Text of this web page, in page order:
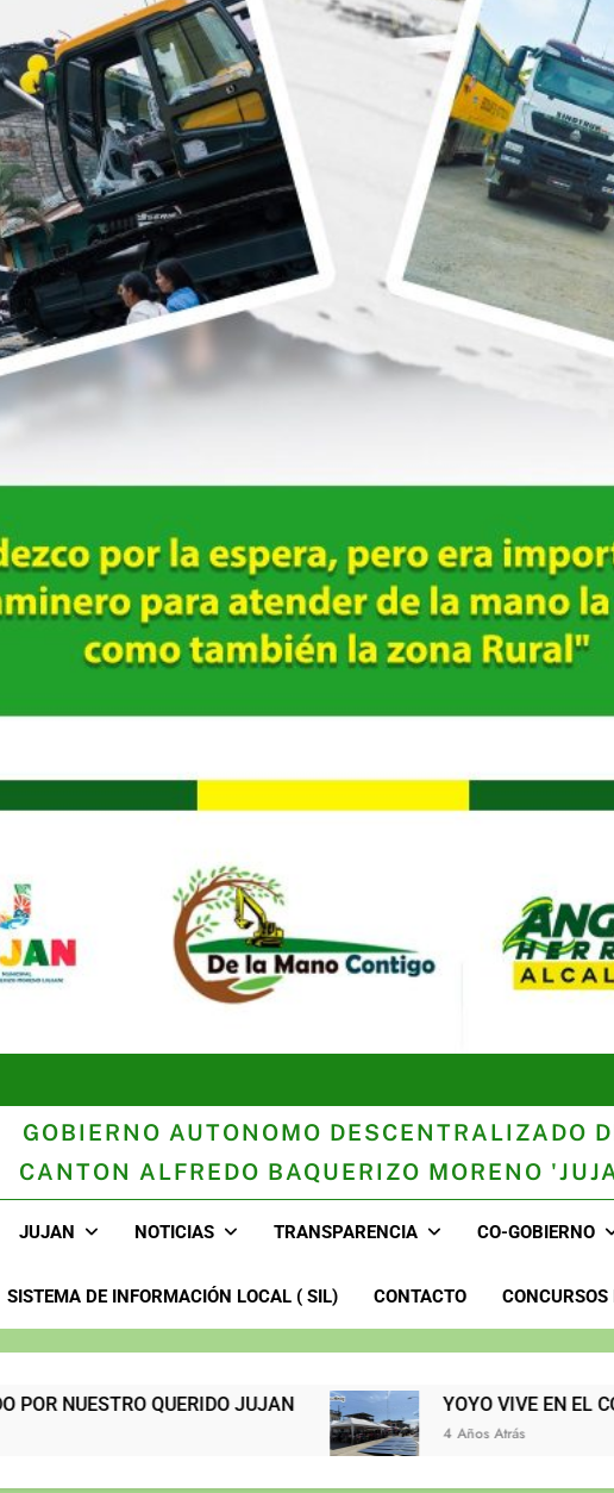
GOBIERNO AUTONOMO DESCENTRALIZADO
CANTON ALFREDO BAQUERIZO MORENO
JUJAN NOTICIAS TRANSPARENCIA CO-GOBIERNO
SISTEMA DE INFORMACIÓN LOCAL ( SIL) CONTACTO CONCURSOS
POR NUESTRO QUERIDO JUJAN YOYO VIVE EN EL CORAZÓN
4 Años Atrás